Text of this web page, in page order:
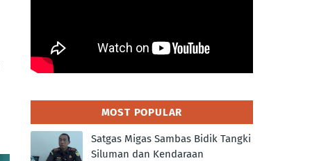
MOST POPULAR
Satgas Migas Sambas Bidik Tangki
Siluman dan Kendaraan